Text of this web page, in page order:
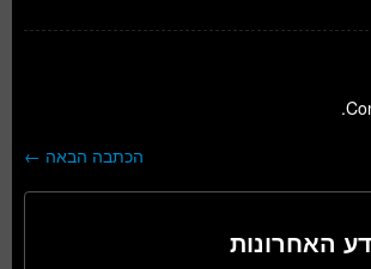
הכתבה הבאה ←
האחרונות